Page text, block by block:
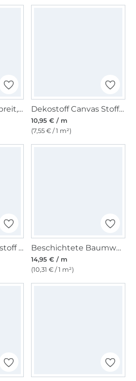
Filz, 3 mm, 90 cm breit, grau-meliert Dekostoff Canvas Stoff uni schwarz
10,95 € / m
(7,55 € / 1 m²)
Markisen Outdoorstoff gelb, weiss 160 cm Beschichtete Baumwolle Abstract Shapes, rot
14,95 € / m
(10,31 € / 1 m²)